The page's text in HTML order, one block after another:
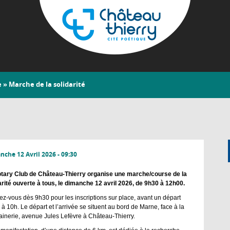
au
contenu
principal
Château-
Thierry
» Marche de la solidarité
12 Avril 2026 - 09:30
Club de Château-Thierry organise une marche/course de la
ouverte à tous, le dimanche 12 avril 2026, de 9h30 à 12h00.
vous dès 9h30 pour les inscriptions sur place, avant un départ
10h. Le départ et l’arrivée se situent au bord de Marne, face à la
avenue Jules Lefèvre à Château-Thierry.